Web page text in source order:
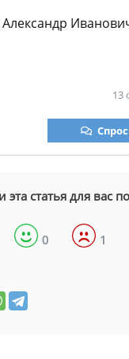
13
эта статья для вас
0 1